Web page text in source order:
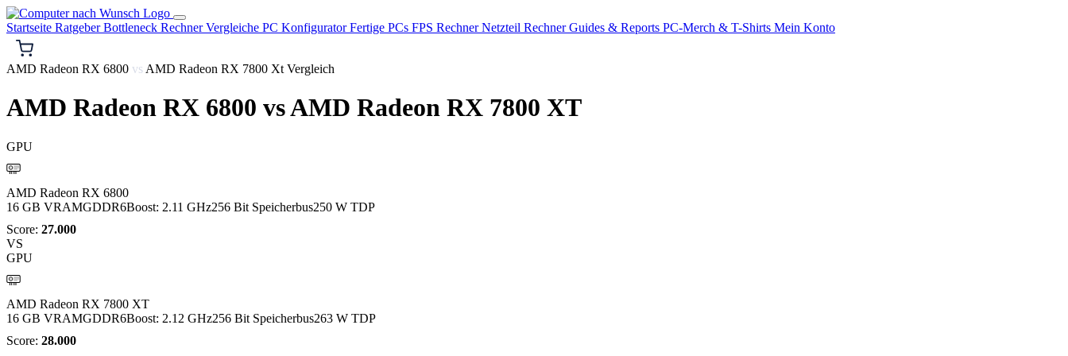
Startseite RatgeberBottleneck RechnerVergleiche PC KonfiguratorFertige PCs FPS RechnerNetzteil RechnerGuides & Reports PC-Merch & T-Shirts Mein Konto
AMD Radeon RX 6800 vs AMD Radeon RX 7800 Xt Vergleich
AMD Radeon RX 6800 vsAMD Radeon RX 7800 XT
GPU
AMD Radeon RX 6800
16 GB VRAMGDDR6Boost: 2.11 GHz256 Bit Speicherbus250 W TDP
Score: 27.000
VS
GPU
AMD Radeon RX 7800 XT
16 GB VRAMGDDR6Boost: 2.12 GHz256 Bit Speicherbus263 W TDP
Score: 28.000